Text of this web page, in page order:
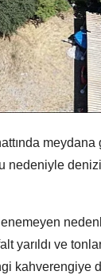
meydana
nedeniyle
yarıldı ve
kahverengiye